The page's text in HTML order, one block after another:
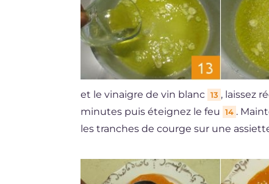
et le vinaigre de vin blanc 13 , laissez
minutes puis éteignez le feu 14 .
les tranches de courge sur une